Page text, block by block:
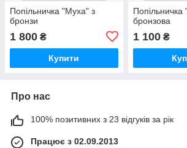
Попільничка "Муха" з
бронзи
1 800 ₴
Купити
Попільничка
бронзова
1 100₴
Про нас
100% позитивних з 23 відгуків за рік
Працює з 02.09.2013